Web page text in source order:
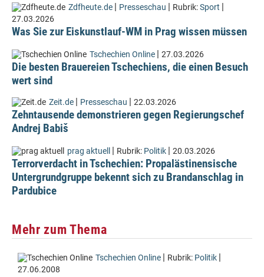
Zdfheute.de | Presseschau | Rubrik:Sport |
27.03.2026
Was Sie zur Eiskunstlauf-WM in Prag wissen müssen
Tschechien Online | 27.03.2026
Die besten Brauereien Tschechiens, die einen Besuch
wert sind
Zeit.de | Presseschau | 22.03.2026
Zehntausende demonstrieren gegen Regierungschef
Andrej Babiš
prag aktuell | Rubrik: Politik | 20.03.2026
Terrorverdacht in Tschechien: Propalästinensische
Untergrundgruppe bekennt sich zu Brandanschlag in
Pardubice
Mehr zum Thema
Tschechien Online | Rubrik: Politik |
27.06.2008